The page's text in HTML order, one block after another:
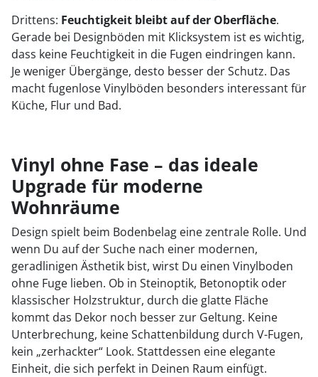
Drittens: Feuchtigkeit bleibt auf der Oberfläche.
Gerade bei Designböden mit Klicksystem ist es wichtig,
dass keine Feuchtigkeit in die Fugen eindringen kann.
Je weniger Übergänge, desto besser der Schutz. Das
macht fugenlose Vinylböden besonders interessant für
Küche, Flur und Bad.
Vinyl ohne Fase – das ideale
Upgrade für moderne
Wohnräume
Design spielt beim Bodenbelag eine zentrale Rolle. Und
wenn Du auf der Suche nach einer modernen,
geradlinigen Ästhetik bist, wirst Du einen Vinylboden
ohne Fuge lieben. Ob in Steinoptik, Betonoptik oder
klassischer Holzstruktur, durch die glatte Fläche
kommt das Dekor noch besser zur Geltung. Keine
Unterbrechung, keine Schattenbildung durch V-Fugen,
kein „zerhackter“ Look. Stattdessen eine elegante
Einheit, die sich perfekt in Deinen Raum einfügt.